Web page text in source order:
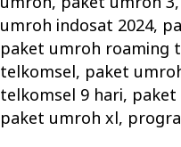
umroh indosat 2024,
paket umroh roaming
telkomsel, paket
telkomsel 9 hari,
paket umroh xl,